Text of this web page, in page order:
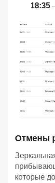
18:35
Отмены
которые